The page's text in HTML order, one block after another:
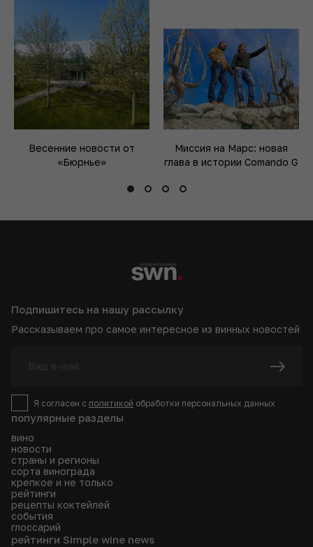
Весенние новости от
«Бюрнье»
Миссия на Марс: новая
глава в истории Comando G
популярные разделы
вино
новости
страны и регионы
сорта винограда
крепкое и не только
рейтинги
рецепты коктейлей
события
глоссарий
рейтинги Simple wine news
Подпишитесь на нашу рассылку
Рассказываем про самое интересное из винных новостей
Я согласен с политикой обработки персональных данных